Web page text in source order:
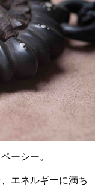
ーシー。
エネルギーに満ち